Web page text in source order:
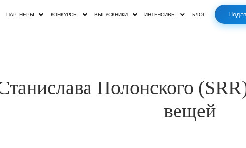
ПАРТНЕРЫ КОНКУРСЫ ВЫПУСКНИКИ ИНТЕНСИВЫ БЛОГ
Полонского
вещей